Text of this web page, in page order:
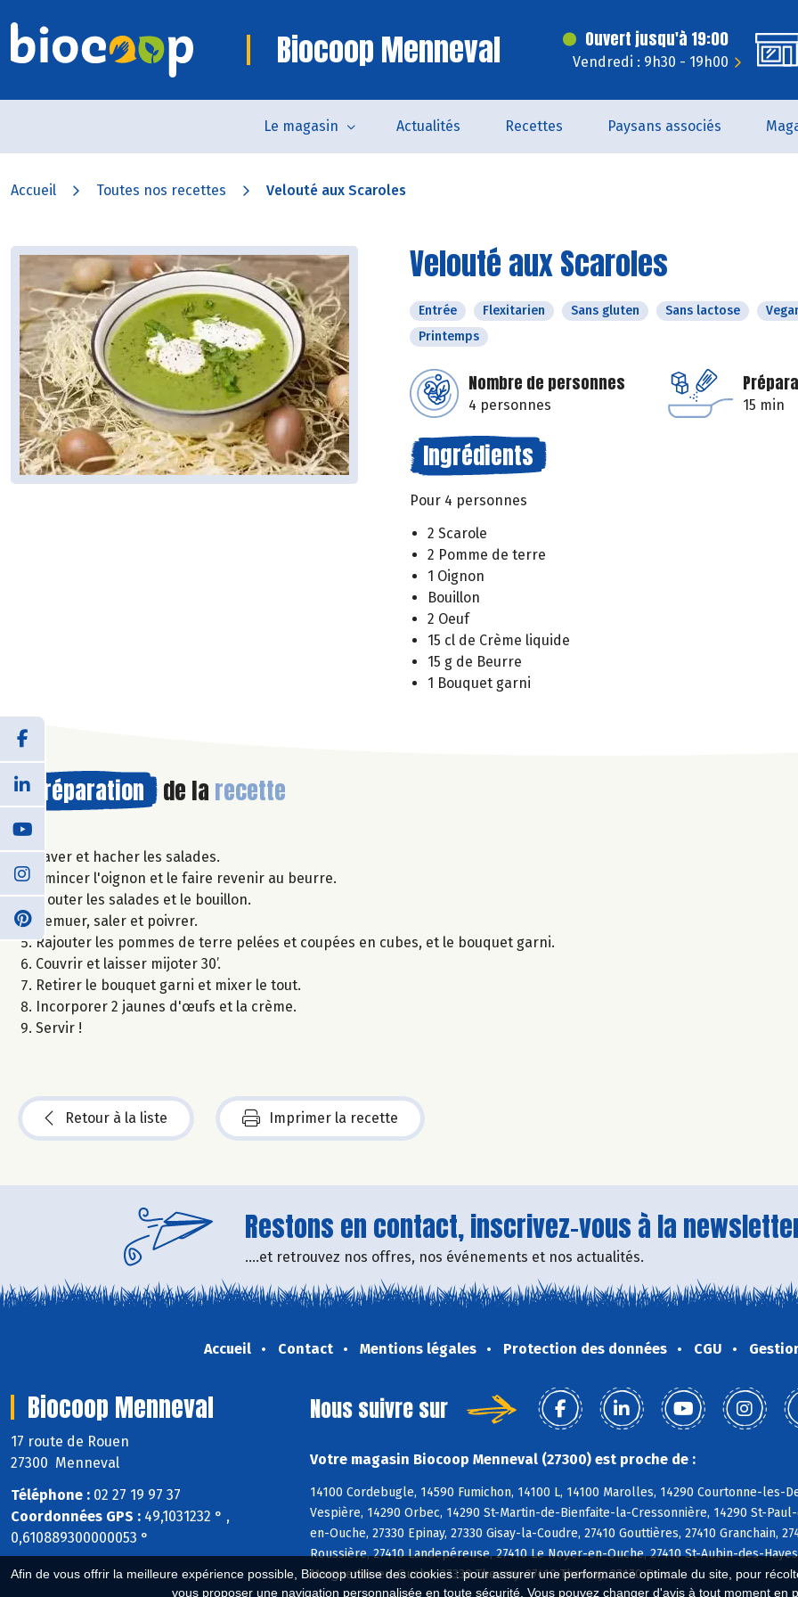
Afin de vous offrir la meilleure expérience possible, Biocoop utilise des cookies : pour assurer une performance optimale du site, pour
vous proposer une navigation personnalisée en toute sécurité. Vous pouvez changer d'avis à tout moment en
Biocoop Menneval Ouvert jusqu'à 19:00
Vendredi : 9h30 - 19h00
Le magasin Actualités Recettes Paysans associés
Accueil Toutes nos recettes Velouté aux Scaroles
Velouté aux Scaroles
Entrée Flexitarien Sans gluten Sans lactose
Printemps
Nombre de personnes
4 personnes 15 min
Ingrédients
Pour 4 personnes
2 Scarole
2 Pomme de terre
1 Oignon
Bouillon
2 Oeuf
15 cl de Crème liquide
15 g de Beurre
1 Bouquet garni
Préparation de la recette
Laver et hacher les salades.
Emincer l'oignon et le faire revenir au beurre.
Ajouter les salades et le bouillon.
Remuer, saler et poivrer.
Rajouter les pommes de terre pelées et coupées en cubes, et le bouquet garni.
Couvrir et laisser mijoter 30’.
Retirer le bouquet garni et mixer le tout.
Incorporer 2 jaunes d'œufs et la crème.
Servir !
Retour à la liste Imprimer la recette
Restons en contact, inscrivez-vous à la
....et retrouvez nos offres, nos événements et nos actualités.
Accueil Contact Mentions légales Protection des données CGU
Biocoop Menneval
17 route de Rouen
27300 Menneval
Téléphone : 02 27 19 97 37
Coordonnées GPS : 49,1031232 ° ,
0,610889300000053 °
Nous suivre sur
Votre magasin Biocoop Menneval (27300) est proche de :
14100 Cordebugle, 14590 Fumichon, 14100 L, 14100 Marolles, 14290 Courtonne-
Vespière, 14290 Orbec, 14290 St-Martin-de-Bienfaite-la-Cressonnière, 14290 St-
en-Ouche, 27330 Epinay, 27330 Gisay-la-Coudre, 27410 Gouttières, 27410 Granchain,
Roussière, 27410 Landepéreuse, 27410 Le Noyer-en-Ouche, 27410 St-Aubin-des-
Marguerite-en-Ouche, 27330 Thevray, 27410 Thevray, 27170 Barc